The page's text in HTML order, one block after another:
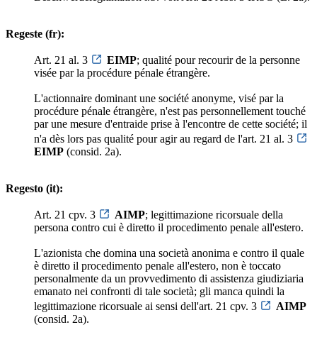
Regeste (fr):
Art. 21 al. 3 EIMP; qualité pour recourir de la personne
visée par la procédure pénale étrangère.
L'actionnaire dominant une société anonyme, visé par la
procédure pénale étrangère, n'est pas personnellement touché
par une mesure d'entraide prise à l'encontre de cette société; il
n'a dès lors pas qualité pour agir au regard de l'art. 21 al. 3
EIMP (consid. 2a).
Regesto (it):
Art. 21 cpv. 3 AIMP; legittimazione ricorsuale della
persona contro cui è diretto il procedimento penale all'estero.
L'azionista che domina una società anonima e contro il quale
è diretto il procedimento penale all'estero, non è toccato
personalmente da un provvedimento di assistenza giudiziaria
emanato nei confronti di tale società; gli manca quindi la
legittimazione ricorsuale ai sensi dell'art. 21 cpv. 3
AIMP
(consid. 2a).